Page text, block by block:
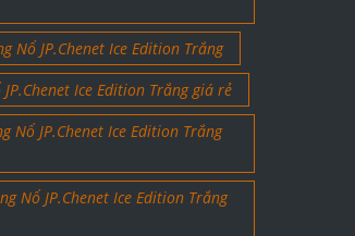
Nổ JP.Chenet Ice Edition Trắng
Ice Edition Trắng giá rẻ
Nổ JP.Chenet Ice Edition Trắng
Nổ JP.Chenet Ice Edition Trắng